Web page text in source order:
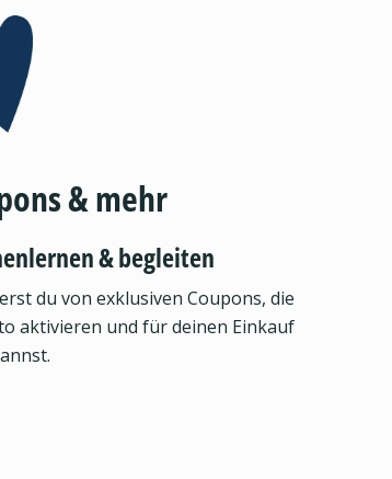
& mehr
& begleiten
du von exklusiven Coupons, die
aktivieren und für deinen Einkauf